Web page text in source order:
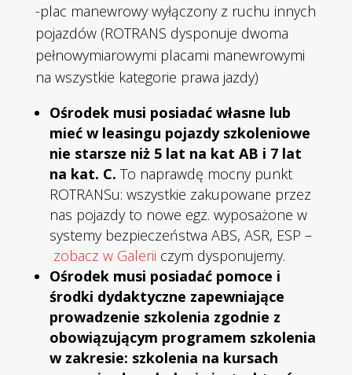
-plac manewrowy wyłączony z ruchu innych
pojazdów (ROTRANS dysponuje dwoma
pełnowymiarowymi placami manewrowymi
na wszystkie kategorie prawa jazdy)
Ośrodek musi posiadać własne lub
mieć w leasingu pojazdy szkoleniowe
nie starsze niż 5 lat na kat AB i 7 lat
na kat. C. To naprawdę mocny punkt
ROTRANSu: wszystkie zakupowane przez
nas pojazdy to nowe egz. wyposażone w
systemy bezpieczeństwa ABS, ASR, ESP –
zobacz w Galerii czym dysponujemy.
Ośrodek musi posiadać pomoce i
środki dydaktyczne zapewniające
prowadzenie szkolenia zgodnie z
obowiązującym programem szkolenia
w zakresie: szkolenia na kursach